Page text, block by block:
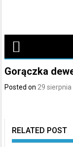
Gorączka
Posted on 29 sierpnia
RELATED POST